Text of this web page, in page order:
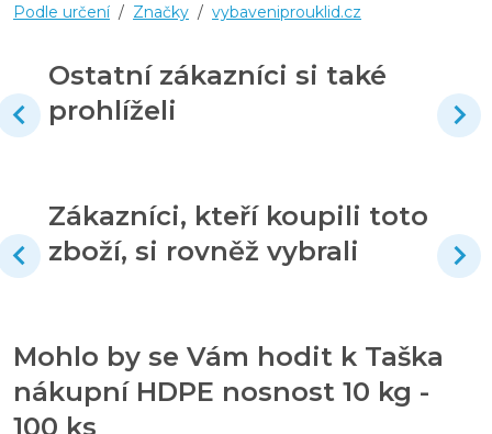
Podle určení / Značky / vybaveniprouklid.cz
Ostatní zákazníci si také
prohlíželi
Zákazníci, kteří koupili toto
zboží, si rovněž vybrali
Mohlo by se Vám hodit k Taška
nákupní HDPE nosnost 10 kg -
100 ks